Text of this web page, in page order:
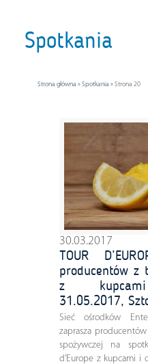
Spotkania
Strona główna »Spotkania »Strona 20
30.03.2017
TOUR
producentów z
z kupcami
31.05.2017,
Sieć ośrodków
zaprasza
spożywczej na
d’Europe z kupcami i